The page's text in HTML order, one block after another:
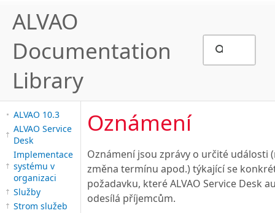
ALVAO
Documentation
Library
ALVAO 10.3
ALVAO Service
Desk
Implementace
systému v
organizaci
Služby
Strom služeb
Oznámení
Oznámení jsou zprávy o určité události
změna termínu apod.) týkající se
požadavku, které ALVAO Service Desk
odesílá příjemcům.